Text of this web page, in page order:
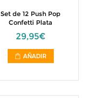
Set de 12 Push Pop
Confetti Plata
29,95€
AÑADIR